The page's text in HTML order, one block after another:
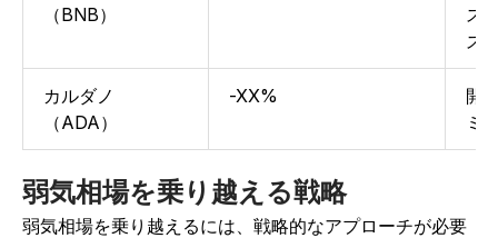
（BNB）
ス
ス
カルダノ
（ADA）
-XX%
開
ミ
弱気相場を乗り越える戦略
弱気相場を乗り越えるには、戦略的なアプローチが必要